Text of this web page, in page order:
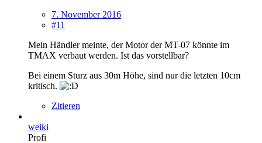
7. November 2016
#11
Mein Händler meinte, der Motor der MT-07 könnte im
TMAX verbaut werden. Ist das vorstellbar?
Bei einem Sturz aus 30m Höhe, sind nur die letzten 10cm
kritisch.
Zitieren
weiki
Profi